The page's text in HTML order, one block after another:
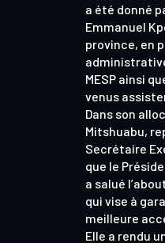
a été donné
Emmanuel
province, en
MESP ainsi
venus
Dans son
Mitshuabu,
Secrétaire
que le
a salué
qui vise à
meilleure
Elle a rendu